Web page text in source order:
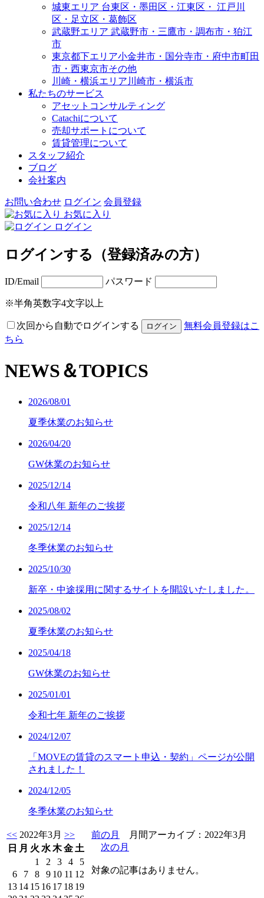
城東エリア 台東区・墨田区・江東区・ 江戸川
区・足立区・葛飾区
武蔵野エリア 武蔵野市・三鷹市・調布市・ 狛江
市
東京都下エリア小金井市・国分寺市・府中市町田
市・西東京市その他
川崎・横浜エリア 川崎市・横浜市
私たちのサービス
アセットコンサルティング
Catachiについて
売却サポートについて
賃貸管理について
スタッフ紹介
ブログ
会社案内
お問い合わせ ログイン 会員登録
お気に入り
ログイン
ログインする（登録済みの方）
ID/Email パスワード
※半角英数字4文字以上
次回から自動でログインする
無料会員登録はこ
ちら
NEWS＆TOPICS
2026/08/01
夏季休業のお知らせ
2026/04/20
GW休業のお知らせ
2025/12/14
令和八年 新年のご挨拶
2025/12/14
冬季休業のお知らせ
2025/10/30
新卒・中途採用に関するサイトを開設いたしました。
2025/08/02
夏季休業のお知らせ
2025/04/18
GW休業のお知らせ
2025/01/01
令和七年 新年のご挨拶
2024/12/07
「MOVEの賃貸のスマート申込・契約」ページが公開
されました！
2024/12/05
冬季休業のお知らせ
<< 2022年3月 >>
日 月 火 水木金土
1
2 3 4
5
6
7 8 9 10 11 12
13 14 15 16 17 18 19
前の月
月間アーカイブ：2022年3月
次の月
対象の記事はありません。